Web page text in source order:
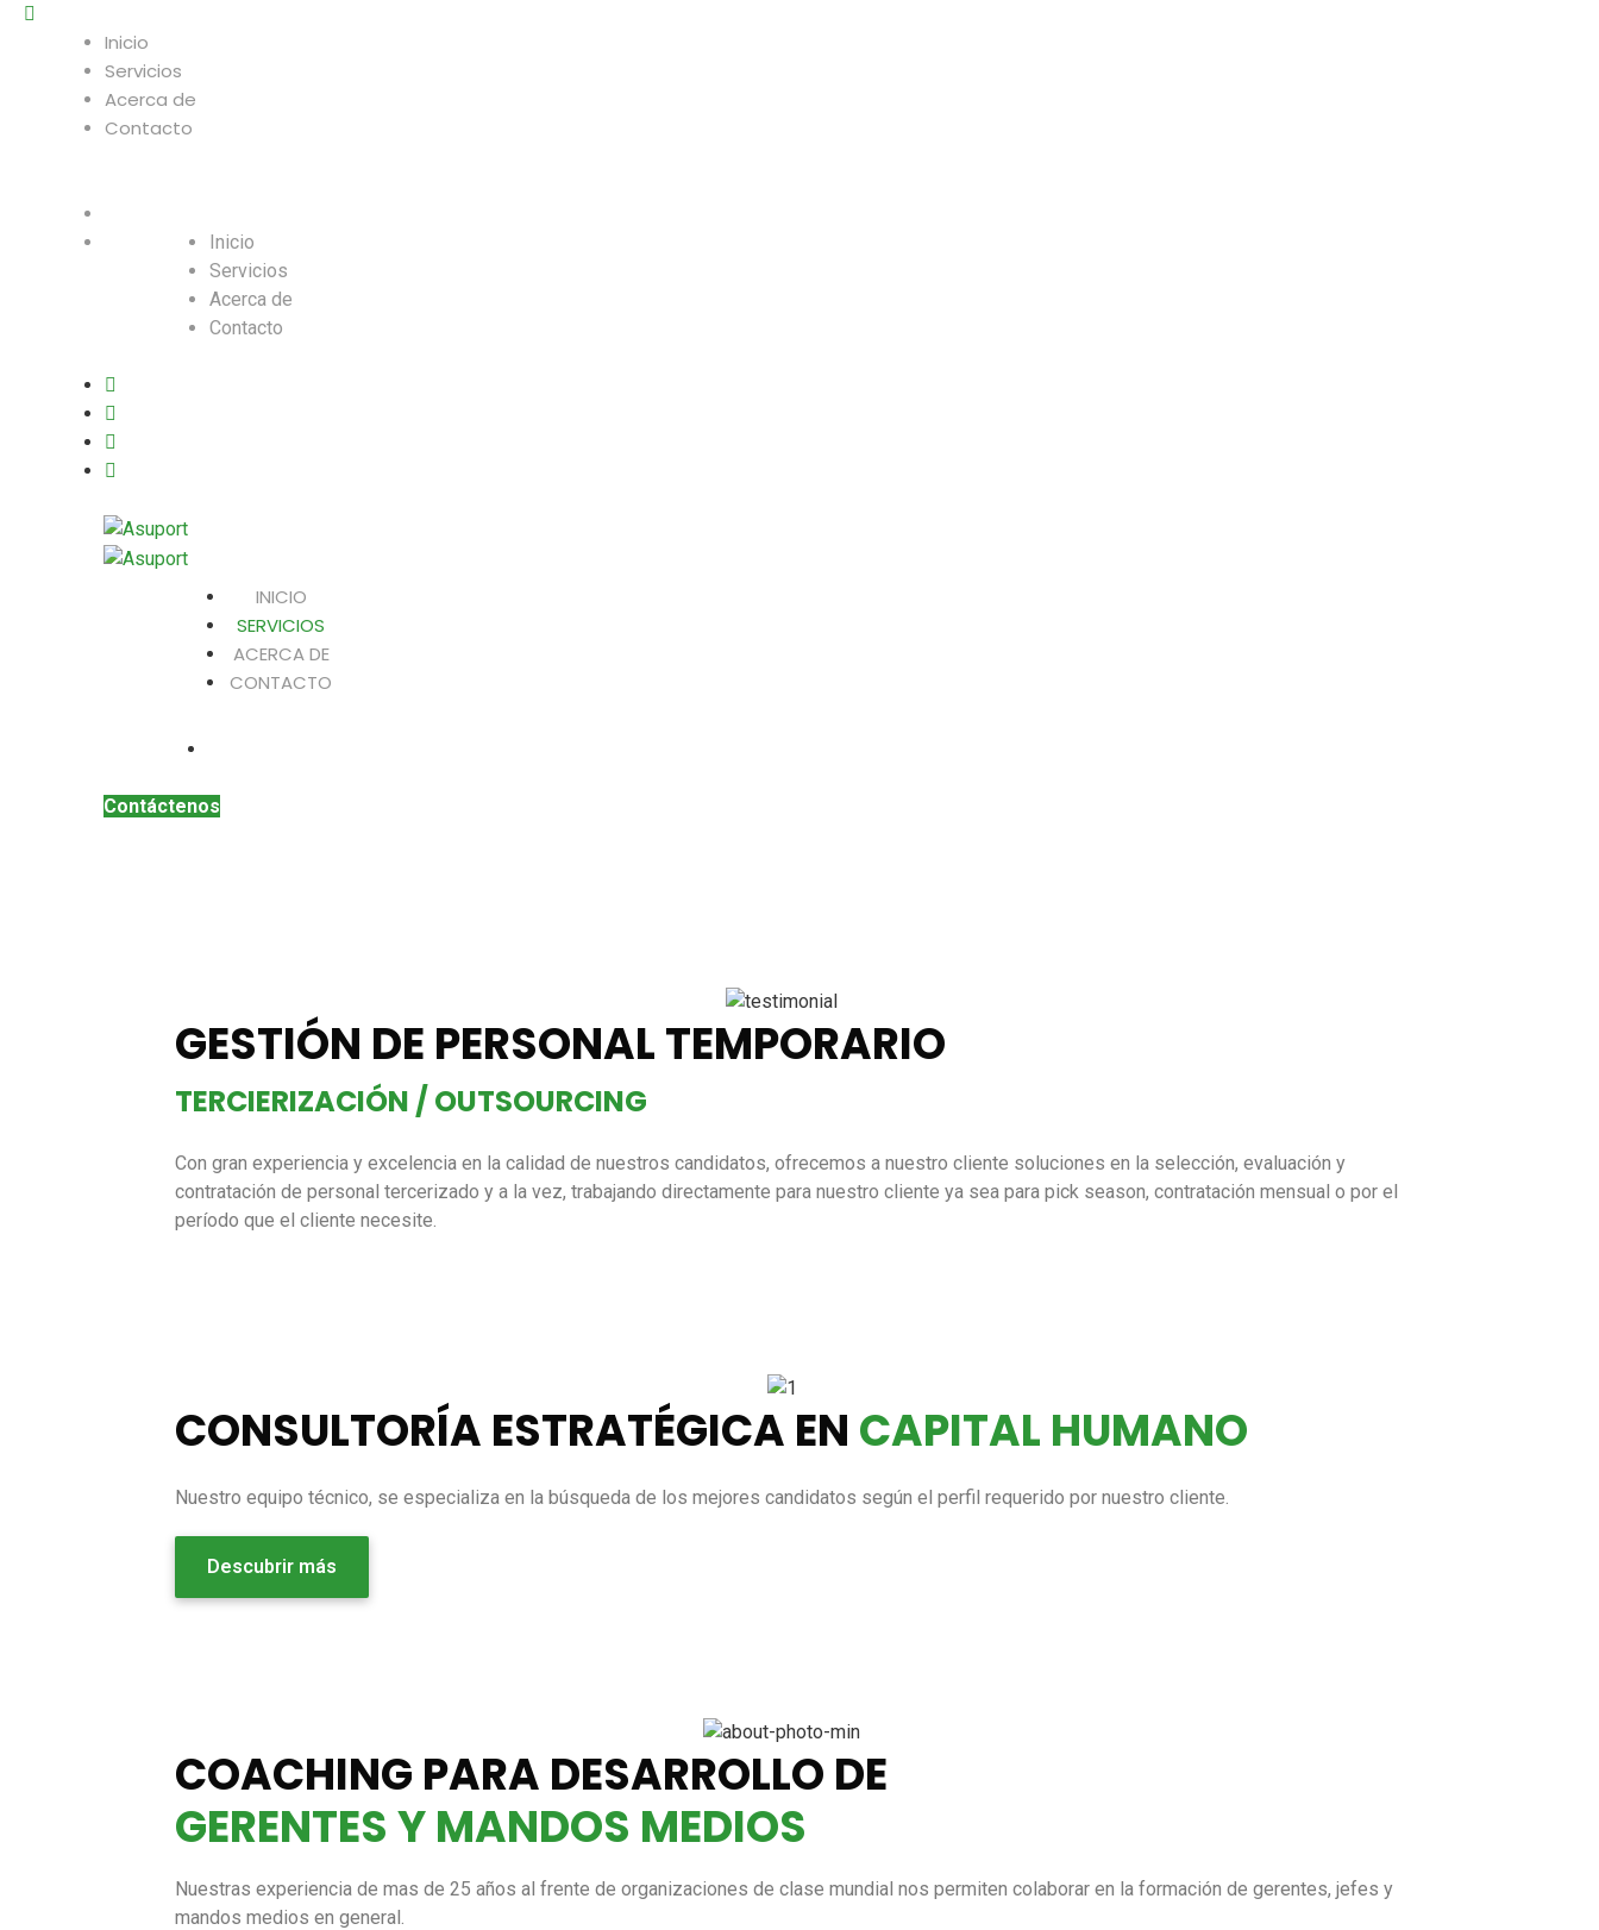
Inicio
Servicios
Acerca de
Contacto
Inicio
Servicios
Acerca de
Contacto
INICIO
SERVICIOS
ACERCA DE
CONTACTO
Contáctenos
GESTIÓN DE PERSONAL TEMPORARIO
TERCIERIZACIÓN / OUTSOURCING
Con gran experiencia y excelencia en la calidad de nuestros candidatos, ofrecemos a nuestro cliente soluciones en la selección, evaluación y
contratación de personal tercerizado y a la vez, trabajando directamente para nuestro cliente ya sea para pick season, contratación mensual o por el
período que el cliente necesite.
CONSULTORÍA ESTRATÉGICA EN CAPITAL HUMANO
Nuestro equipo técnico, se especializa en la búsqueda de los mejores candidatos según el perfil requerido por nuestro cliente.
Descubrir más
COACHING PARA DESARROLLO DE
GERENTES Y MANDOS MEDIOS
Nuestras experiencia de mas de 25 años al frente de organizaciones de clase mundial nos permiten colaborar en la formación de gerentes, jefes y
mandos medios en general.